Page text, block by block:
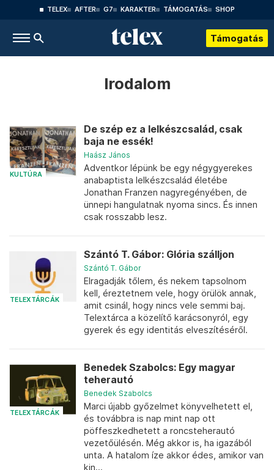
TELEX AFTER G7 KARAKTER TÁMOGATÁS SHOP
Támogatás
Irodalom
KULTÚRA
De szép ez a lelkészcsalád, csak
baja ne essék!
Haász János
Adventkor lépünk be egy négygyerekes
anabaptista lelkészcsalád életébe
Jonathan Franzen nagyregényében, de
ünnepi hangulatnak nyoma sincs. És innen
csak rosszabb lesz.
TELEXTÁRCÁK
Szántó T. Gábor: Glória szálljon
Szántó T. Gábor
Elragadják tőlem, és nekem tapsolnom
kell, éreztetnem vele, hogy örülök annak,
amit csinál, hogy nincs vele semmi baj.
Telextárca a közelítő karácsonyról, egy
gyerek és egy identitás elveszítéséről.
TELEXTÁRCÁK
Benedek Szabolcs: Egy magyar
teherautó
Benedek Szabolcs
Marci újabb győzelmet könyvelhetett el,
és továbbra is nap mint nap ott
pöffeszkedhetett a roncsteherautó
vezetőülésén. Még akkor is, ha igazából
unta. A hatalom íze akkor édes, amikor van
kin...